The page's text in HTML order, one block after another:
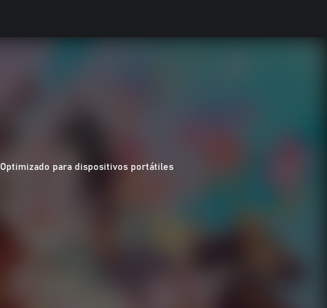
Optimizado para dispositivos portátiles